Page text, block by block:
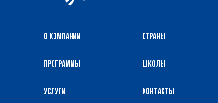
О компании
Программы
Услуги
Страны
Школы
Контакты